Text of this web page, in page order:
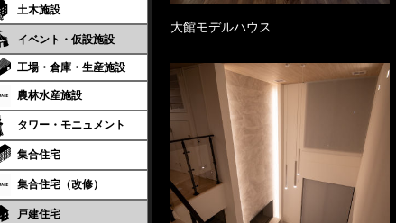
土木施設
イベント・仮設施設
工場・倉庫・生産施設
農林水産施設
タワー・モニュメント
集合住宅
集合住宅（改修）
戸建住宅
大館モデルハウス